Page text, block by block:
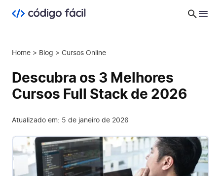
Home > Blog > Cursos Online
Descubra os 3 Melhores
Cursos Full Stack de 2026
Atualizado em: 5 de janeiro de 2026